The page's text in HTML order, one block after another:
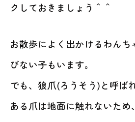
クしておきましょう＾＾
お散歩によく出かけるわんち
びない子もいます。
でも、狼爪(ろうそう)と呼ば
ある爪は地面に触れないため